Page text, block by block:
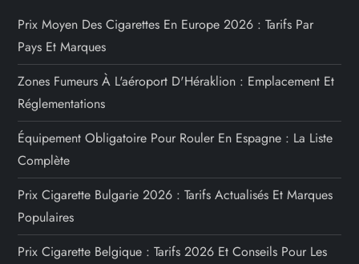
Prix Moyen Des Cigarettes En Europe 2026 : Tarifs Par
Pays Et Marques
Zones Fumeurs À L'aéroport D'Héraklion : Emplacement Et
Réglementations
Équipement Obligatoire Pour Rouler En Espagne : La Liste
Complète
Prix Cigarette Bulgarie 2026 : Tarifs Actualisés Et Marques
Populaires
Prix Cigarette Belgique : Tarifs 2026 Et Conseils Pour Les